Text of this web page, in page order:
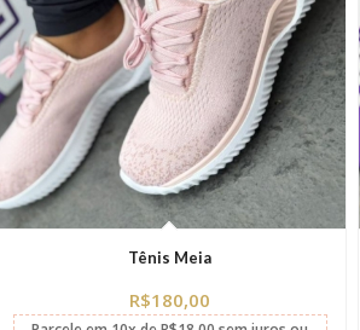
Tênis Meia
R$180,00